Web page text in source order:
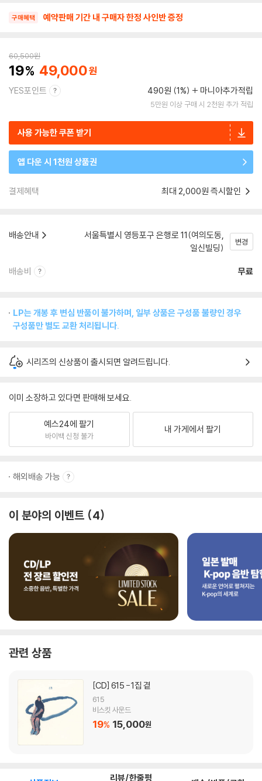
구매혜택 예약판매 기간 내 구매자 한정 사인반 증정
60,500원
19 49,000
YES포인트 490원 (1%) 마니아추가적립
5만원 이상 구매 시 2천원 추가 적립
사용 가능한 쿠폰 받기
앱 다운 시 1천원 상품권
결제혜택 최대 2,000원 즉시할인
배송안내
서울특별시 영등포구 은행로 11(여의도동,
일신빌딩)
변경
배송비 무료
LP는 개봉 후 변심 반품이 불가하며, 일부 상품은 구성품 불량인 경우
구성품만 별도 교환 처리됩니다.
시리즈의 신상품이 출시되면 알려드립니다.
이미 소장하고 있다면 판매해 보세요.
예스24에 팔기
바이백 신청 불가
내 가게에서 팔기
해외배송 가능
이 분야의 이벤트 4
관련 상품
[CD] 615 - 1집 곁
615
비스킷 사운드
19% 15,000원
리뷰/한줄평